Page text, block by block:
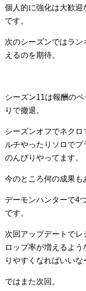
個人的に強化は大歓
です。
次のシーズンではラ
えるのを期待。
シーズン11は報酬の
りで撤退。
シーズンオフでネク
ルチやったりソロでプ
のんびりやってます。
今のところ何の成果も
デーモンハンターで4
です。
次回アップデートで
ロップ率が増えるよ
りやすくなればいいな
ではまた次回。